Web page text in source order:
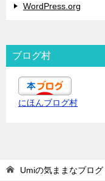
WordPress.org
ブログ村
にほんブログ村
Umiの気ままなブログ